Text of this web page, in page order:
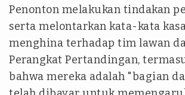
Penonton melakukan tindakan
serta melontarkan kata-kata
menghina terhadap tim lawan
Perangkat Pertandingan,
bahwa mereka adalah "bagian